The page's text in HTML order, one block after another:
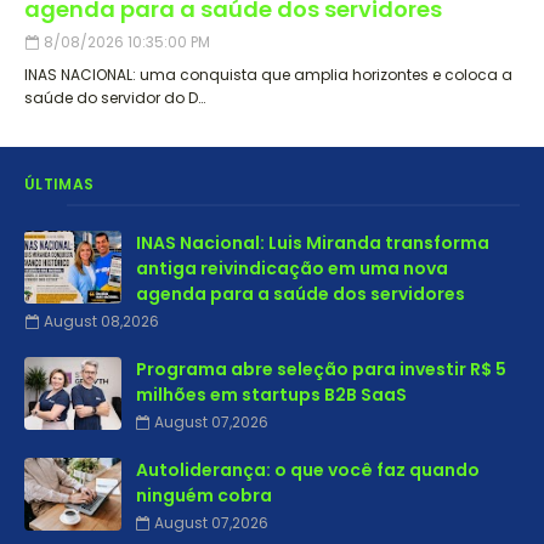
agenda para a saúde dos servidores
8/08/2026 10:35:00 PM
INAS NACIONAL: uma conquista que amplia horizontes e coloca a
saúde do servidor do D…
ÚLTIMAS
INAS Nacional: Luis Miranda transforma
antiga reivindicação em uma nova
agenda para a saúde dos servidores
August 08,2026
Programa abre seleção para investir R$ 5
milhões em startups B2B SaaS
August 07,2026
Autoliderança: o que você faz quando
ninguém cobra
August 07,2026